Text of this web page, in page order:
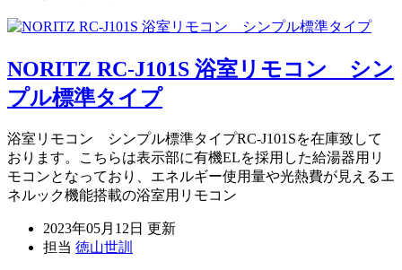
NORITZ RC-J101S 浴室リモコン シン
プル標準タイプ
浴室リモコン シンプル標準タイプRC-J101Sを在庫致して
おります。こちらは表示部に有機ELを採用した給湯器用リ
モコンとなっており、エネルギー使用量や光熱費が見えるエ
ネルック機能搭載の浴室用リモコン
2023年05月12日 更新
担当 徳山世訓